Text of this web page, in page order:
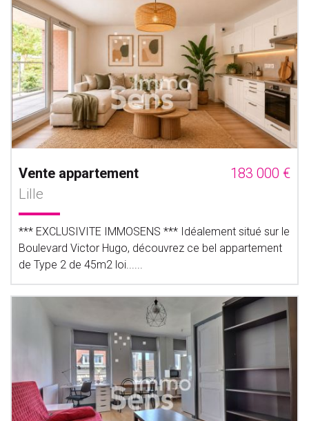
Vente appartement
183 000 €
Lille
*** EXCLUSIVITE IMMOSENS *** Idéalement situé sur le
Boulevard Victor Hugo, découvrez ce bel appartement
de Type 2 de 45m2 loi......